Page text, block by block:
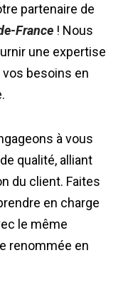
partenaire de
France ! Nous
une expertise
besoins en
à vous
qualité, alliant
du client. Faites
en charge
le même
renommée en